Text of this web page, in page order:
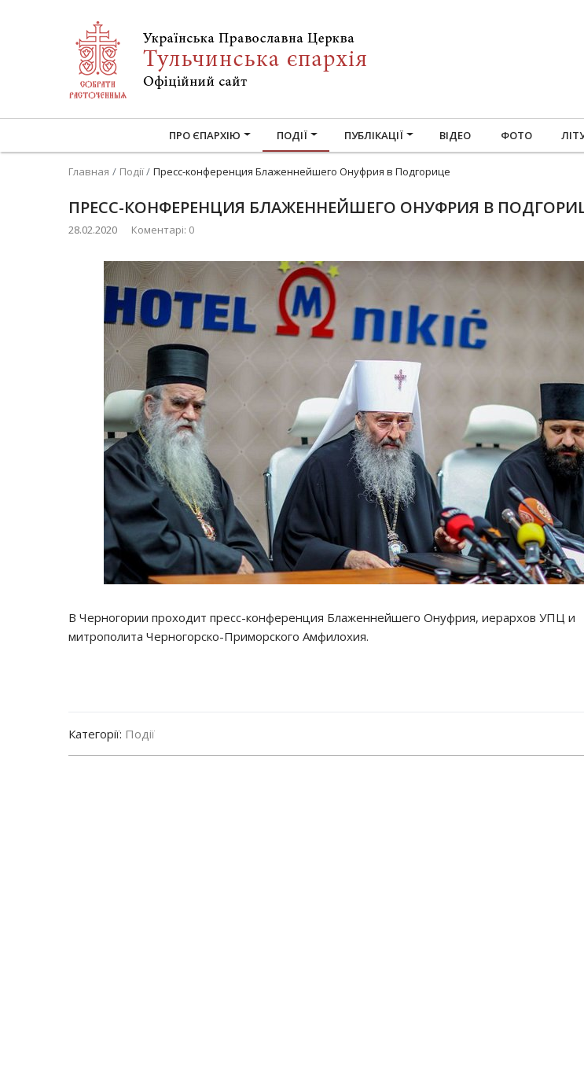
ПРО ЄПАРХІЮ ПОДІЇ ПУБЛІКАЦІЇ ВІДЕО ФОТО
Главная Події Пресс-конференция Блаженнейшего Онуфрия в Подгорице
ПРЕСС-КОНФЕРЕНЦИЯ БЛАЖЕННЕЙШЕГО ОНУФРИЯ В
28.02.2020 Коментарі: 0
В Черногории проходит пресс-конференция Блаженнейшего Онуфрия, иерархов УПЦ и
митрополита Черногорско-Приморского Амфилохия.
Категорії: Події